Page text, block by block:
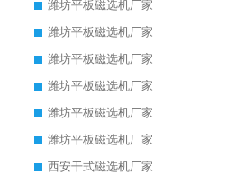
潍坊平板磁选机厂家
潍坊平板磁选机厂家
潍坊平板磁选机厂家
潍坊平板磁选机厂家
潍坊平板磁选机厂家
潍坊平板磁选机厂家
西安干式磁选机厂家